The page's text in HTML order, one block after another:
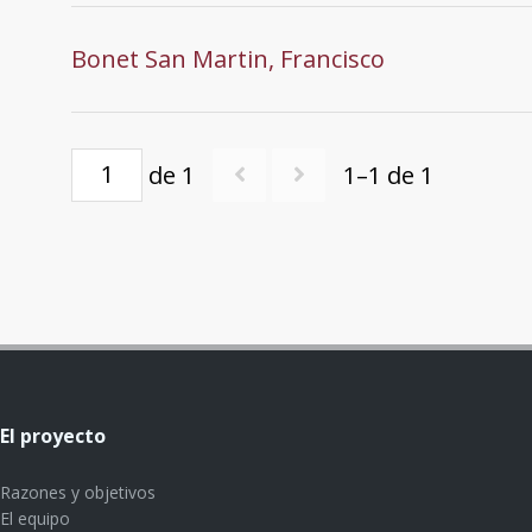
Bonet San Martin, Francisco
de 1 1–1 de 1
El proyecto
Razones y objetivos
El equipo